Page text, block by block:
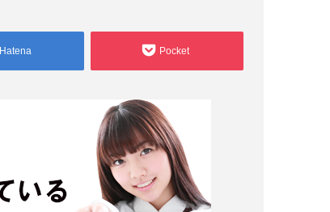
Hatena Pocket